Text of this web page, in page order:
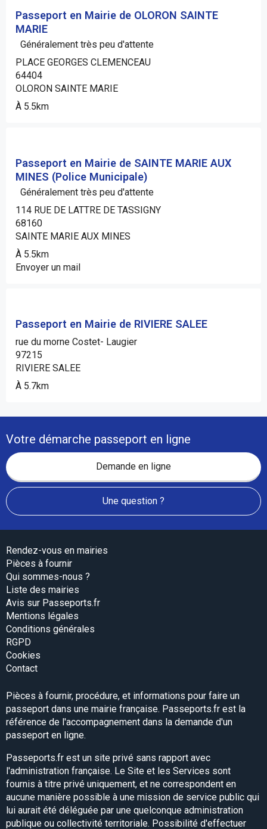
Passeport en Mairie de OLORON SAINTE
MARIE
Généralement très peu d'attente
PLACE GEORGES CLEMENCEAU
64404
OLORON SAINTE MARIE
À 5.5km
Passeport en Mairie de SAINTE MARIE AUX
MINES (Police Municipale)
Généralement très peu d'attente
114 RUE DE LATTRE DE TASSIGNY
68160
SAINTE MARIE AUX MINES
À 5.5km
Envoyer un mail
Passeport en Mairie de RIVIERE SALEE
rue du morne Costet- Laugier
97215
RIVIERE SALEE
À 5.7km
Votre démarche passeport en ligne
Demande en ligne
Une question ?
Rendez-vous en mairies
Pièces à fournir
Qui sommes-nous ?
Liste des mairies
Avis sur Passeports.fr
Mentions légales
Conditions générales
RGPD
Cookies
Contact
Pièces à fournir, procédure, et informations pour faire un
passeport dans une mairie française. Passeports.fr est la
référence de l'accompagnement dans la demande d'un
passeport en ligne.
Passeports.fr est un site privé sans rapport avec
l'administration française. Le Site et les Services sont
fournis à titre privé uniquement, et ne correspondent en
aucune manière possible à une mission de service public qui
lui aurait été déléguée par une quelconque administration
publique ou collectivité territoriale. Possibilité d'effectuer